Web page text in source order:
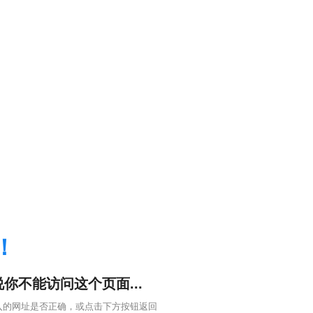
你不能访问这个页面...
网址是否正确，或点击下方按钮返回